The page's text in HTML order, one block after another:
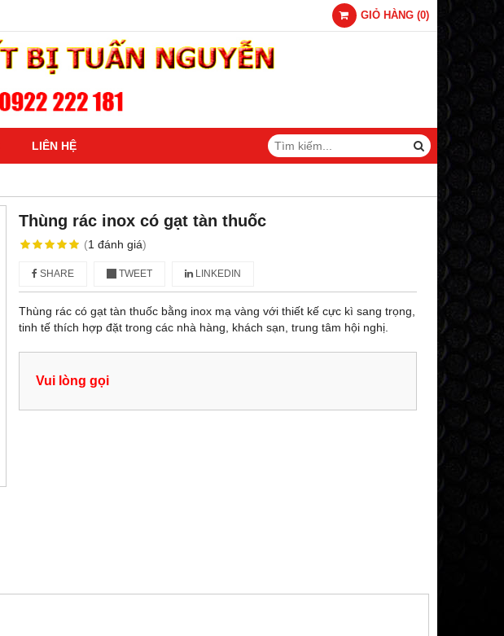
GIỎ HÀNG (0)
LIÊN HỆ
Thùng rác inox có gạt tàn thuốc
(1 đánh giá)
SHARE TWEET LINKEDIN
Thùng rác có gạt tàn thuốc bằng inox mạ vàng với thiết kế cực kì sang trọng,
tinh tế thích hợp đặt trong các nhà hàng, khách sạn, trung tâm hội nghị.
Vui lòng gọi